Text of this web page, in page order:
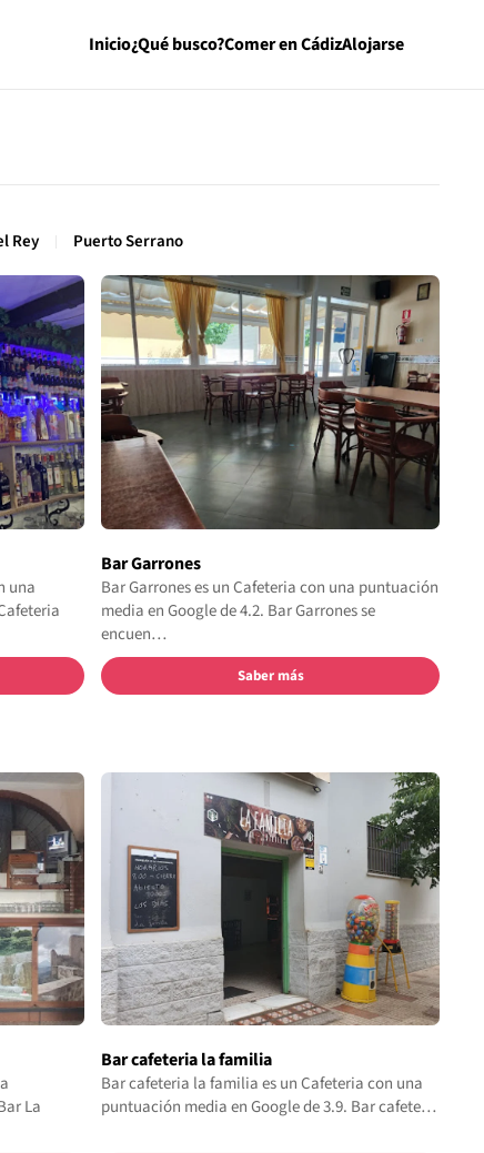
Inicio¿Qué busco?Comer en CádizAlojarse
Rey Puerto Serrano
una
Bar Garrones
Bar Garrones es un Cafeteria con una puntuación
media en Google de 4.2. Bar Garrones se
encuen…
Saber más
La
Bar cafeteria la familia
Bar cafeteria la familia es un Cafeteria con una
puntuación media en Google de 3.9. Bar cafete…